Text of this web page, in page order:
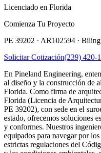
Licenciado en Florida
Comienza Tu Proyecto
PE 39202 · AR102594 ·
Solicitar Cotización(239) 420-
En Pineland Engineering,
al diseño y la construcción de
Florida. Como firma de
Florida (Licencia de
PE 39202), con sede en el
estado, ofrecemos soluciones
y conformes. Nuestros
equipados para navegar por
estrictas regulaciones del